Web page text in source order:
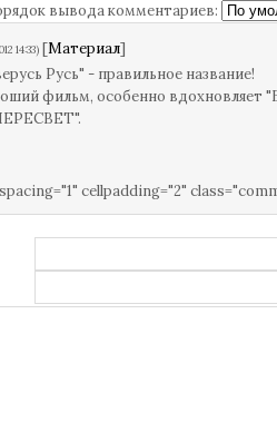
вывода комментариев:
14:33) [Материал]
Русь" - правильное название!
фильм, особенно вдохновляет
cellpadding="2"